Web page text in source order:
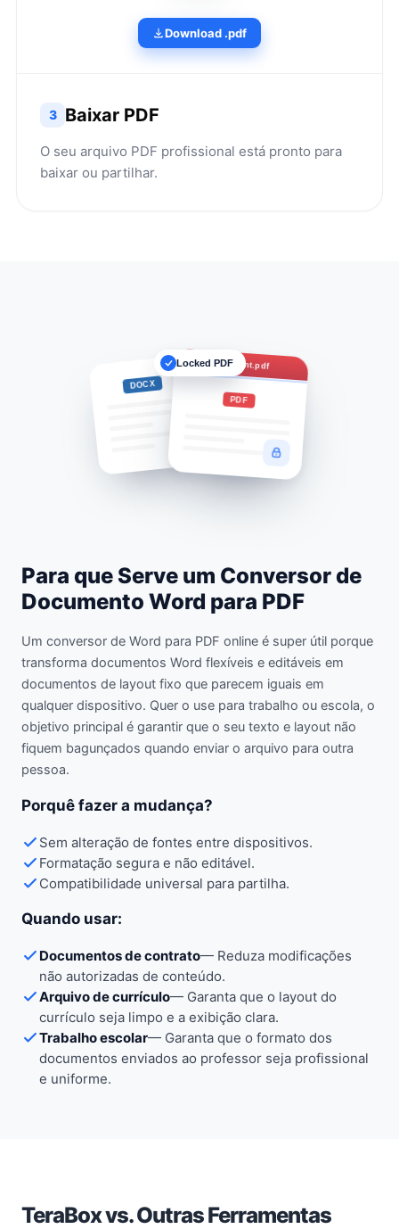
Download .pdf
3 Baixar PDF
O seu arquivo PDF profissional está pronto para
baixar ou partilhar.
Locked PDF
DOCX
Document.pdf
PDF
Para que Serve um Conversor de
Documento Word para PDF
Um conversor de Word para PDF online é super útil porque
transforma documentos Word flexíveis e editáveis em
documentos de layout fixo que parecem iguais em
qualquer dispositivo. Quer o use para trabalho ou escola, o
objetivo principal é garantir que o seu texto e layout não
fiquem bagunçados quando enviar o arquivo para outra
pessoa.
Porquê fazer a mudança?
Sem alteração de fontes entre dispositivos.
Formatação segura e não editável.
Compatibilidade universal para partilha.
Quando usar:
Documentos de contrato— Reduza modificações
não autorizadas de conteúdo.
Arquivo de currículo— Garanta que o layout do
currículo seja limpo e a exibição clara.
Trabalho escolar— Garanta que o formato dos
documentos enviados ao professor seja profissional
e uniforme.
TeraBox vs. Outras Ferramentas